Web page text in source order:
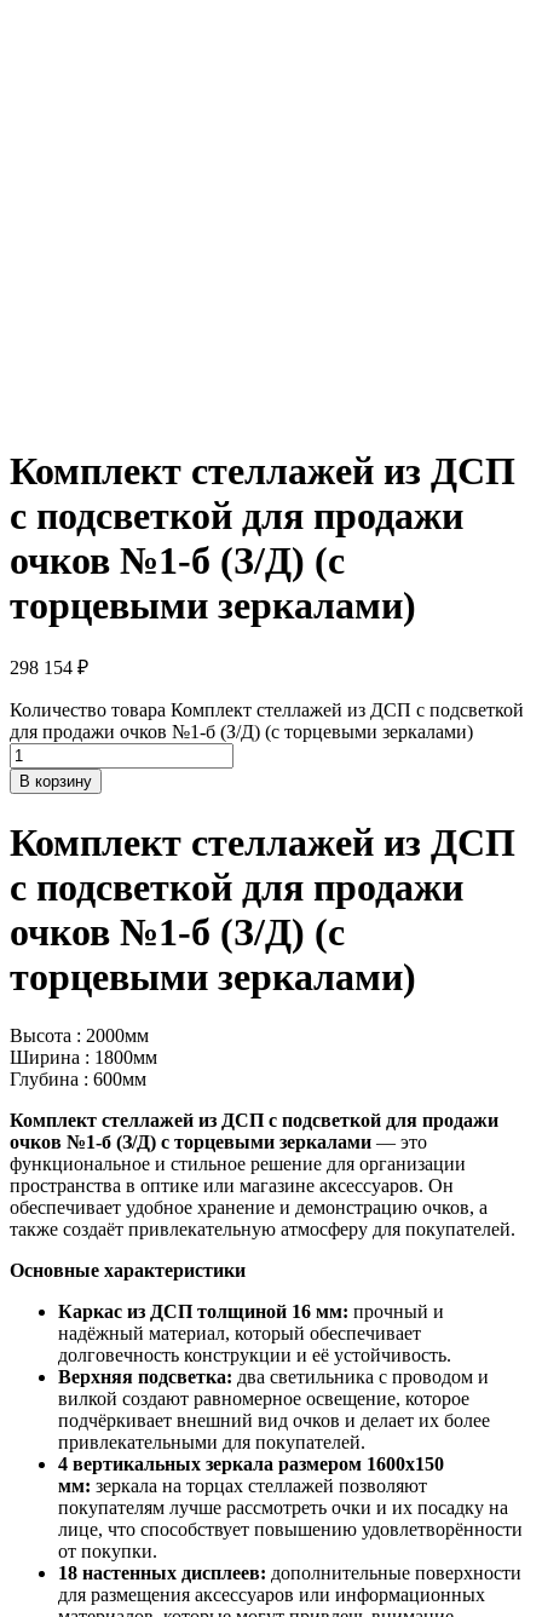
Комплект стеллажей из ДСП
с подсветкой для продажи
очков №1-б (З/Д) (с
торцевыми зеркалами)
298 154 ₽
Количество товара Комплект стеллажей из ДСП с подсветкой
для продажи очков №1-б (З/Д) (с торцевыми зеркалами)
В корзину
Комплект стеллажей из ДСП
с подсветкой для продажи
очков №1-б (З/Д) (с
торцевыми зеркалами)
Высота : 2000мм
Ширина : 1800мм
Глубина : 600мм
Комплект стеллажей из ДСП с подсветкой для продажи
очков №1-б (З/Д) с торцевыми зеркалами — это
функциональное и стильное решение для организации
пространства в оптике или магазине аксессуаров. Он
обеспечивает удобное хранение и демонстрацию очков, а
также создаёт привлекательную атмосферу для покупателей.
Основные характеристики
Каркас из ДСП толщиной 16 мм: прочный и
надёжный материал, который обеспечивает
долговечность конструкции и её устойчивость.
Верхняя подсветка: два светильника с проводом и
вилкой создают равномерное освещение, которое
подчёркивает внешний вид очков и делает их более
привлекательными для покупателей.
4 вертикальных зеркала размером 1600х150
мм: зеркала на торцах стеллажей позволяют
покупателям лучше рассмотреть очки и их посадку на
лице, что способствует повышению удовлетворённости
от покупки.
18 настенных дисплеев: дополнительные поверхности
для размещения аксессуаров или информационных